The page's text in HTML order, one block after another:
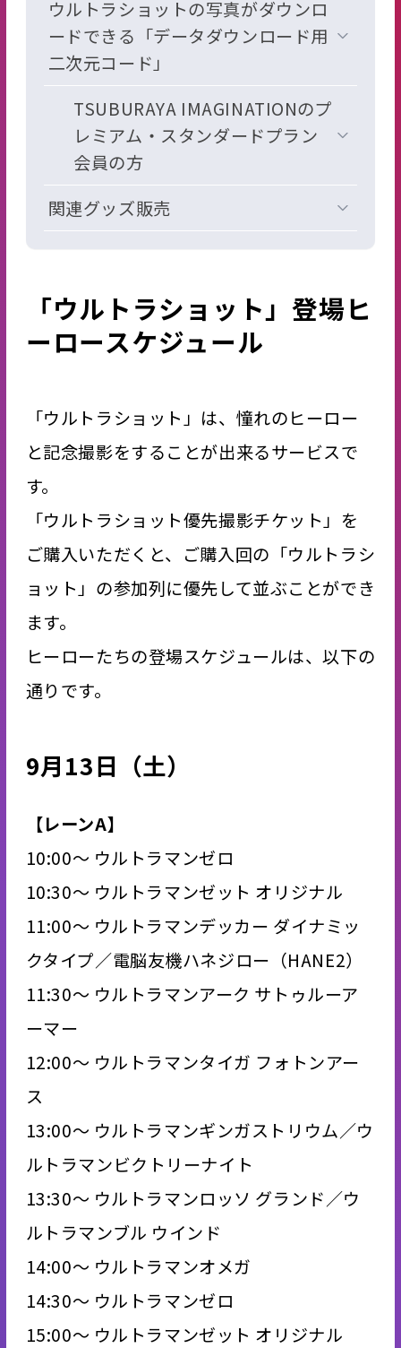
ウルトラショットの写真がダウンロ
ードできる「データダウンロード用
二次元コード」
TSUBURAYA IMAGINATIONのプ
レミアム・スタンダードプラン
会員の方
関連グッズ販売
「ウルトラショット」登場ヒ
ーロースケジュール
「ウルトラショット」は、憧れのヒーロー
と記念撮影をすることが出来るサービスで
す。
「ウルトラショット優先撮影チケット」を
ご購入いただくと、ご購入回の「ウルトラシ
ョット」の参加列に優先して並ぶことができ
ます。
ヒーローたちの登場スケジュールは、以下の
通りです。
9月13日（土）
【レーンA】
10:00～ ウルトラマンゼロ
10:30～ ウルトラマンゼット オリジナル
11:00～ ウルトラマンデッカー ダイナミッ
クタイプ／電脳友機ハネジロー（HANE2）
11:30～ ウルトラマンアーク サトゥルーア
ーマー
12:00～ ウルトラマンタイガ フォトンアー
ス
13:00～ ウルトラマンギンガストリウム／ウ
ルトラマンビクトリーナイト
13:30～ ウルトラマンロッソ グランド／ウ
ルトラマンブル ウインド
14:00～ ウルトラマンオメガ
14:30～ ウルトラマンゼロ
15:00～ ウルトラマンゼット オリジナル